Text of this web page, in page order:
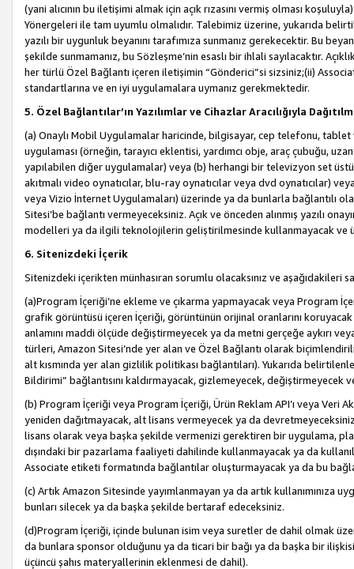
(yani alıcının bu iletişimi almak için açık rızasını vermiş olması
Yönergeleri ile tam uyumlu olmalıdır. Talebimiz üzerine, yukarıda
yazılı bir uygunluk beyanını tarafımıza sunmanız gerekecektir. Bu
şekilde sunmamanız, bu Sözleşme’nin esaslı bir ihlali sayılacaktır.
her türlü Özel Bağlantı içeren iletişimin “Gönderici”si sizsiniz;(ii)
standartlarına ve en iyi uygulamalara uymanız gerekmektedir.
5. Özel Bağlantılar’ın Yazılımlar ve Cihazlar Aracılığıyla
(a) Onaylı Mobil Uygulamalar haricinde, bilgisayar, cep telefonu,
uygulaması (örneğin, tarayıcı eklentisi, yardımcı obje, araç çubuğu,
yapılabilen diğer uygulamalar) veya (b) herhangi bir televizyon set
akıtmalı video oynatıcılar, blu-ray oynatıcılar veya dvd oynatıcılar)
veya Vizio İnternet Uygulamaları) üzerinde ya da bunlarla bağlantılı
Sitesi’be bağlantı vermeyeceksiniz. Açık ve önceden alınmış yazılı
modelleri ya da ilgili teknolojilerin geliştirilmesinde kullanmayacak ve
6. Sitenizdeki İçerik
Sitenizdeki içerikten münhasıran sorumlu olacaksınız ve aşağıdakileri
(a)Program İçeriği’ne ekleme ve çıkarma yapmayacak veya Program
grafik görüntüsü içeren İçeriği, görüntünün orijinal oranlarını
anlamını maddi ölçüde değiştirmeyecek ya da metni gerçeğe aykırı
türleri, Amazon Sitesi’nde yer alan ve Özel Bağlantı olarak
alt kısmında yer alan gizlilik politikası bağlantıları). Yukarıda
Bildirimi” bağlantısını kaldırmayacak, gizlemeyecek,
(b) Program İçeriği veya Program İçeriği, Ürün Reklam API’ı veya Veri
yeniden dağıtmayacak, alt lisans vermeyecek ya da
lisans olarak veya başka şekilde vermenizi gerektiren bir uygulama,
dışındaki bir pazarlama faaliyeti dahilinde kullanmayacak ya da
Associate etiketi formatında bağlantılar oluşturmayacak ya da bu
(c) Artık Amazon Sitesinde yayımlanmayan ya da artık kullanımınıza
bunları silecek ya da başka şekilde bertaraf edeceksiniz.
(d)Program İçeriği, içinde bulunan isim veya suretler de dahil olmak
da bunlara sponsor olduğunu ya da ticari bir bağı ya da başka bir
üçüncü şahıs materyallerinin eklenmesi de dahil).